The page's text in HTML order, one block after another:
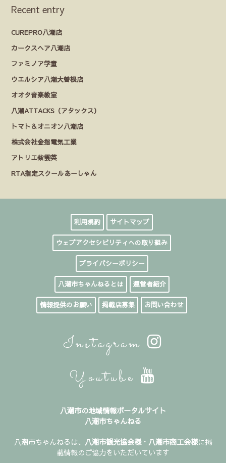
Recent entry
CUREPRO八潮店
カークスヘア八潮店
ファミノア学童
ウエルシア八潮大曽根店
オオタ音楽教室
八潮ATTACKS（アタックス）
トマト＆オニオン八潮店
株式会社金指電気工業
アトリエ紫雲英
RTA指定スクールあーしゃん
利用規約 サイトマップ
ウェブアクセシビリティへの取り組み
プライバシーポリシー
八潮市ちゃんねるとは 運営者紹介
情報提供のお願い 掲載店募集 お問い合わせ
Instagram
Youtube
八潮市の地域情報ポータルサイト
八潮市ちゃんねる
八潮市ちゃんねるは、 八潮市観光協会様・ 八潮市商工会様に掲
載情報のご協力をいただいています